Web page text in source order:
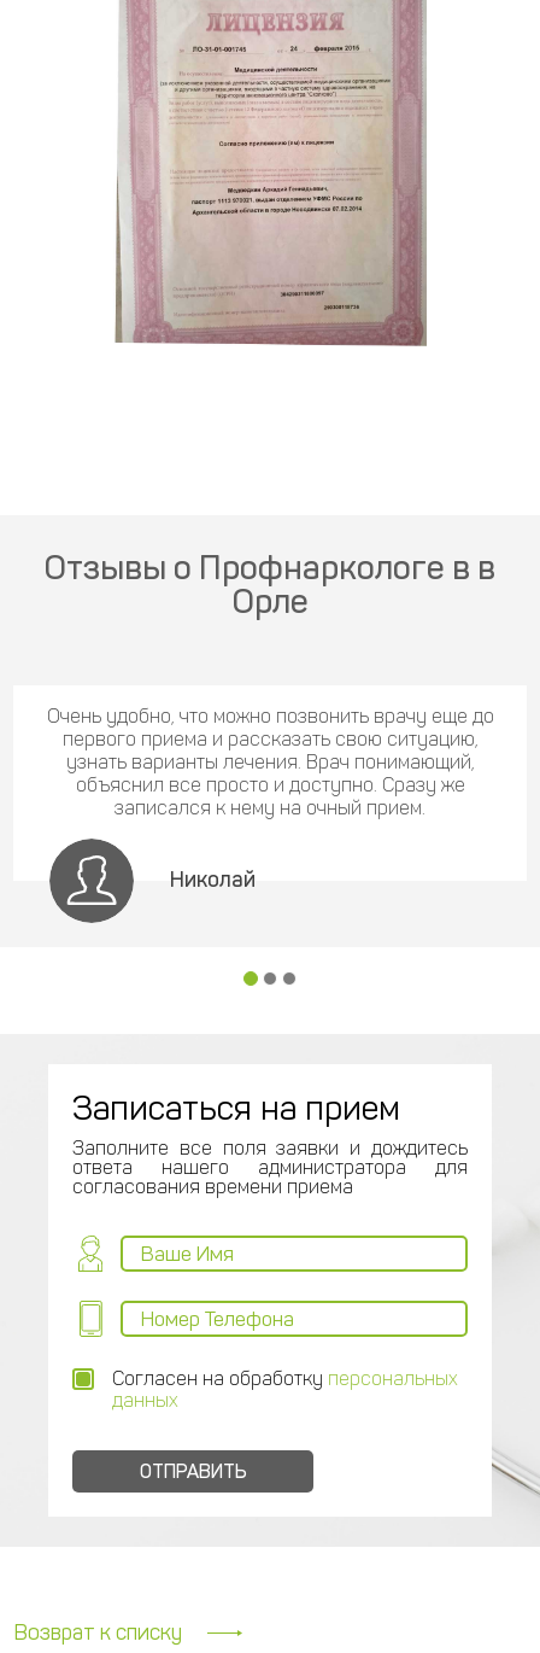
Отзывы о Профнаркологе в в
Орле
Очень удобно, что можно позвонить врачу еще до
первого приема и рассказать свою ситуацию,
узнать варианты лечения. Врач понимающий,
объяснил все просто и доступно. Сразу же
записался к нему на очный прием.
Николай
Записаться на прием
Заполните все поля заявки и дождитесь
ответа нашего администратора для
согласования времени приема
Согласен на обработку персональных
данных
Возврат к списку